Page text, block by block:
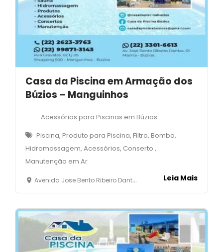
Casa da Piscina em Armação dos
Búzios – Manguinhos
Acessórios para Piscinas em Búzios
Piscina, Produto para Piscina, Filtro, Bomba,
Hidromassagem, Acessórios, Conserto ,
Manutenção em Ar
Avenida Jose Bento Ribeiro Dantas , 02 - Loja 05 - Manguinhosa - Armaçaão dos Búzios - RJ Leia Mais